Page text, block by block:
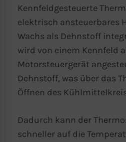
Kennfeldgesteuerte
elektrisch ansteuerbares
Wachs als Dehnstoff
wird von einem Kennfeld
Motorsteuergerät
Dehnstoff, was über das
Öffnen des
Dadurch kann der
schneller auf die